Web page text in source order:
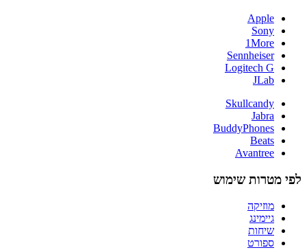
Apple
Sony
1More
Sennheiser
Logitech G
JLab
Skullcandy
Jabra
BuddyPhones
Beats
Avantree
לפי מטרות שימוש
מוזיקה
גיימינג
שיחות
ספורט